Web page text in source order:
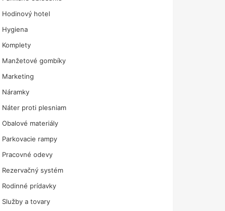
Hodinový hotel
Hygiena
Komplety
Manžetové gombíky
Marketing
Náramky
Náter proti plesniam
Obalové materiály
Parkovacie rampy
Pracovné odevy
Rezervačný systém
Rodinné prídavky
Služby a tovary